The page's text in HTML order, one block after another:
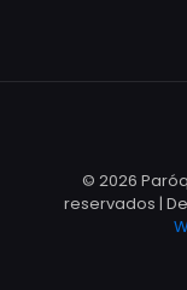
© 2026
reservados |